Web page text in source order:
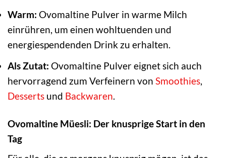
Warm: Ovomaltine Pulver in warme Milch
einrühren, um einen wohltuenden und
energiespendenden Drink zu erhalten.
Als Zutat: Ovomaltine Pulver eignet sich auch
hervorragend zum Verfeinern von Smoothies,
Desserts und Backwaren.
Ovomaltine Müesli: Der knusprige Start in den
Tag